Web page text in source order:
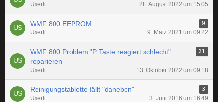
Userli 28. August 2022 um 15:05
WMF 800 EEPROM
9
Userli
9. März 2021 um 09:22
WMF 800 Problem "P Taste reagiert schlecht"
reparieren
31
Userli 13. Oktober 2022 um 09:18
Reinigungstablette fällt "daneben"
3
Userli
3. Juni 2016 um 16:49